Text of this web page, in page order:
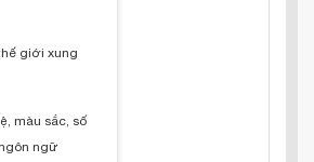
giới xung
màu sắc, số
ngữ